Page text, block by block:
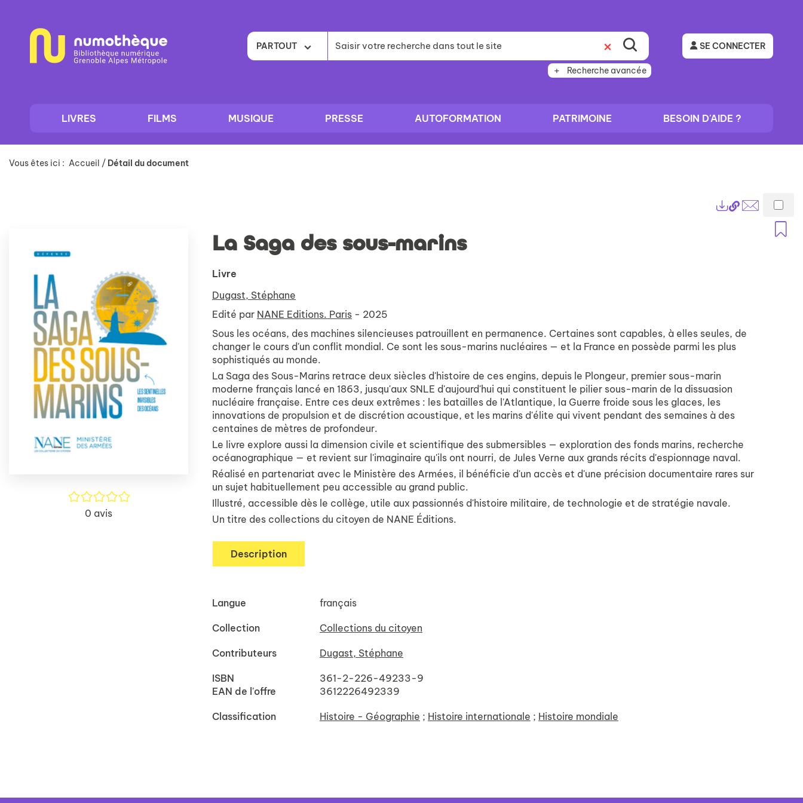
contenu
PARTOUT
Recherche avancée
SE CONNECTER
LIVRES FILMS MUSIQUE PRESSE AUTOFORMATION PATRIMOINE BESOIN D'AIDE ?
Vous êtes ici : Accueil / Détail du document
Lien
permanent
(Nouvelle
Envoyer
/5
0 avis
La Saga des sous-marins
Livre
Dugast, Stéphane
Edité par NANE Editions. Paris - 2025
Sous les océans, des machines silencieuses patrouillent en permanence. Certaines sont capables, à elles seules, de
changer le cours d'un conflit mondial. Ce sont les sous-marins nucléaires — et la France en possède parmi les plus
sophistiqués au monde.
La Saga des Sous-Marins retrace deux siècles d'histoire de ces engins, depuis le Plongeur, premier sous-marin
moderne français lancé en 1863, jusqu'aux SNLE d'aujourd'hui qui constituent le pilier sous-marin de la dissuasion
nucléaire française. Entre ces deux extrêmes : les batailles de l'Atlantique, la Guerre froide sous les glaces, les
innovations de propulsion et de discrétion acoustique, et les marins d'élite qui vivent pendant des semaines à des
centaines de mètres de profondeur.
Le livre explore aussi la dimension civile et scientifique des submersibles — exploration des fonds marins, recherche
océanographique — et revient sur l'imaginaire qu'ils ont nourri, de Jules Verne aux grands récits d'espionnage naval.
Réalisé en partenariat avec le Ministère des Armées, il bénéficie d'un accès et d'une précision documentaire rares sur
un sujet habituellement peu accessible au grand public.
Illustré, accessible dès le collège, utile aux passionnés d'histoire militaire, de technologie et de stratégie navale.
Un titre des collections du citoyen de NANE Éditions.
Description
Langue français
Collection Collections du citoyen
Contributeurs Dugast, Stéphane
ISBN
361-2-226-49233-9
EAN de l'offre
3612226492339
Classification Histoire - Géographie ; Histoire internationale ; Histoire mondiale